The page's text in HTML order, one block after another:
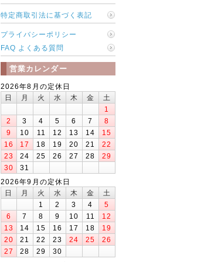
特定商取引法に基づく表記
プライバシーポリシー
FAQ よくある質問
営業カレンダー
2026年8月の定休日
日
月 火 水 木 金
土
1
2
3 4 5 6 7
8
9
10 11 12 13 14
15
16
17 18 19 20 21
22
23
24 25 26 27 28
29
30
31
2026年9月の定休日
日
月 火 水 木 金
土
1
2 3 4
5
6
7 8 9 10 11
12
13
14 15 16 17 18
19
20
21 22 23 24 25
26
27
28 29
30